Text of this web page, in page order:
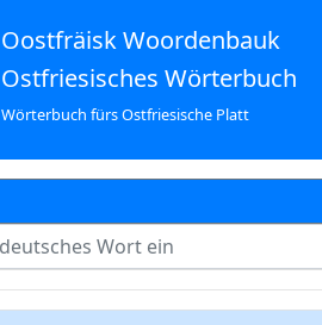
Oostfräisk Woordenbauk
Ostfriesisches Wörterbuch
Wörterbuch fürs Ostfriesische Platt